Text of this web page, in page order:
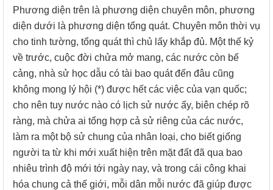
Phương diện trên là phương diện chuyên môn, phương
diện dưới là phương diện tổng quát. Chuyên môn thời vụ
cho tinh tường, tổng quát thì chủ lấy khắp đủ. Một thế kỷ
về trước, cuộc đời chửa mở mang, các nước còn bế
cảng, nhà sử học dẫu có tài bao quát đến đâu cũng
không mong lý hội (*) được hết các việc của vạn quốc;
cho nên tuy nước nào có lịch sử nước ấy, biên chép rõ
ràng, mà chửa ai tổng hợp cả sử riêng của các nước,
làm ra một bộ sử chung của nhân loại, cho biết giống
người ta từ khi mới xuất hiện trên mặt đất đã qua bao
nhiêu trình độ mới tới ngày nay, và trong cái công khai
hóa chung cả thế giới, mỗi dân mỗi nước đã giúp được